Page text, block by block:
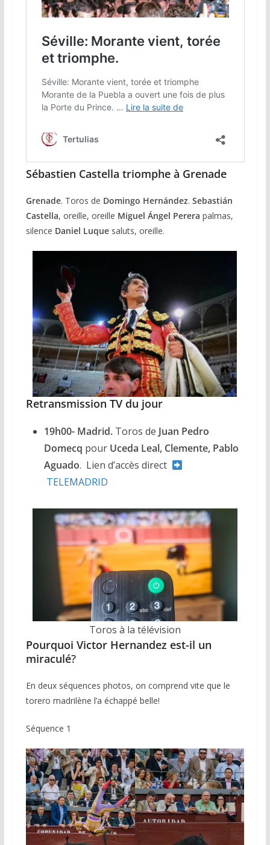
Sébastien Castella triomphe à Grenade
Grenade. Toros de Domingo Hernández. Sebastián
Castella, oreille, oreille Miguel Ángel Perera palmas,
silence Daniel Luquesaluts, oreille.
Retransmission TV du jour
19h00- Madrid.Toros de Juan Pedro
Domecq pourUceda Leal, Clemente, Pablo
Aguado. Lien d’accès direct
TELEMADRID
Toros à la télévision
Pourquoi Victor Hernandez est-il un
miraculé?
En deux séquences photos, on comprend vite que le
torero madrilène l’a échappé belle!
Séquence 1